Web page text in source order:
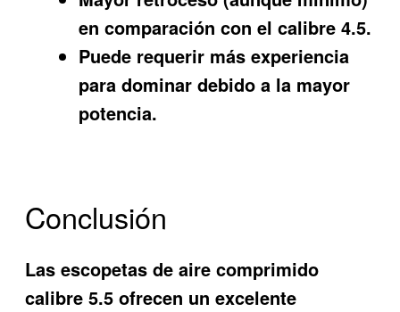
en comparación con el calibre 4.5.
Puede requerir más experiencia
para dominar debido a la mayor
potencia.
Conclusión
Las escopetas de aire comprimido
calibre 5.5 ofrecen un excelente